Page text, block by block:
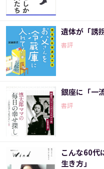
遺体が「誘
書評
銀座に「一
書評
こんな60代
生き方」